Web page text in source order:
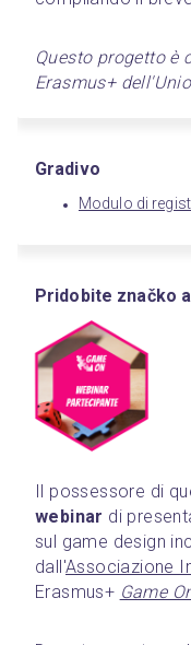
Questo progetto è
Erasmus+
Gradivo
Modulo di
Pridobite značko
Il possessore di
webinar di
sul game design
dall'Associazione
Erasmus+ Game